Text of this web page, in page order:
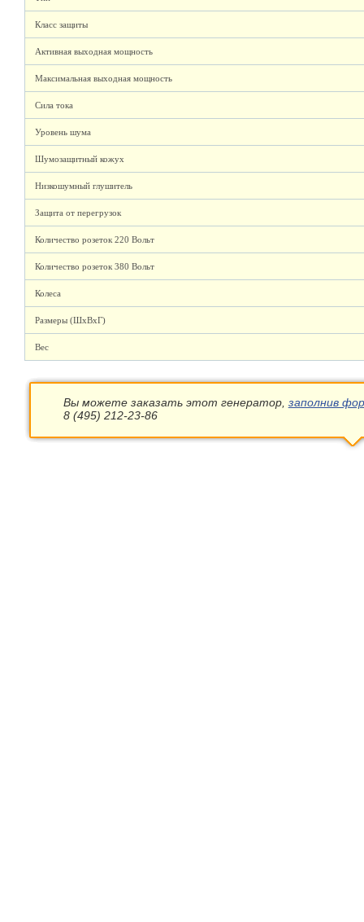
Класс защиты
Активная выходная мощность
Максимальная выходная мощность
Сила тока
Уровень шума
Шумозащитный кожух
Низкошумный глушитель
Защита от перегрузок
Количество розеток 220 Вольт
Количество розеток 380 Вольт
Колеса
Размеры (ШхВхГ)
Вес
Вы можете заказать этот генератор, заполнив
8 (495) 212-23-86